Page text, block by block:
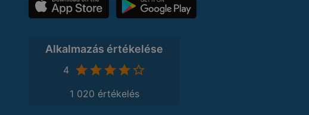
Alkalmazás értékelése
4
1 020 értékelés